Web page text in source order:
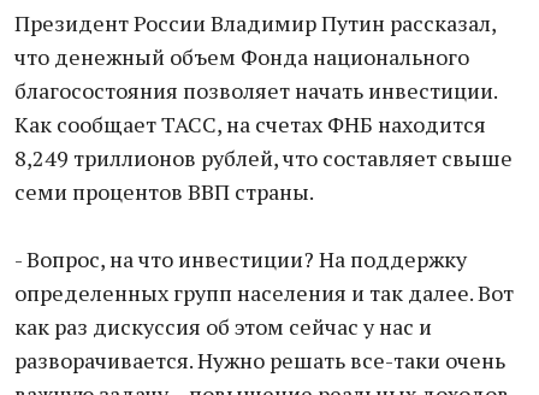
Президент России Владимир Путин рассказал,
что денежный объем Фонда национального
благосостояния позволяет начать инвестиции.
Как сообщает ТАСС, на счетах ФНБ находится
8,249 триллионов рублей, что составляет свыше
семи процентов ВВП страны.
- Вопрос, на что инвестиции? На поддержку
определенных групп населения и так далее. Вот
как раз дискуссия об этом сейчас у нас и
разворачивается. Нужно решать все-таки очень